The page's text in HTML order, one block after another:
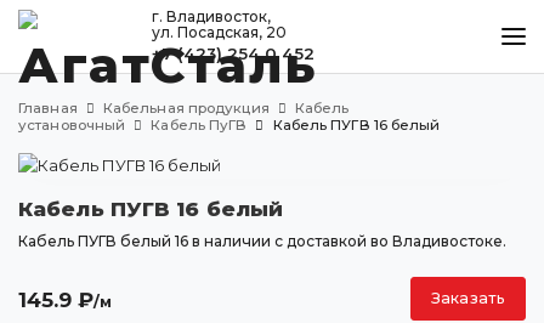
г. Владивосток,
ул. Посадская, 20
+7 (423) 254 0 452
КАТАЛОГ
МЕТАЛЛООБРАБОТКА
ДОСТАВКА И ОПЛАТА
КОНТАКТЫ
Владивосток
Главная Кабельная продукция
Кабель
установочный
Кабель ПуГВ Кабель ПУГВ 16 белый
Кабель ПУГВ 16 белый
Кабель ПУГВ белый 16 в наличии с доставкой во Владивостоке.
145.9 ₽/м Заказать